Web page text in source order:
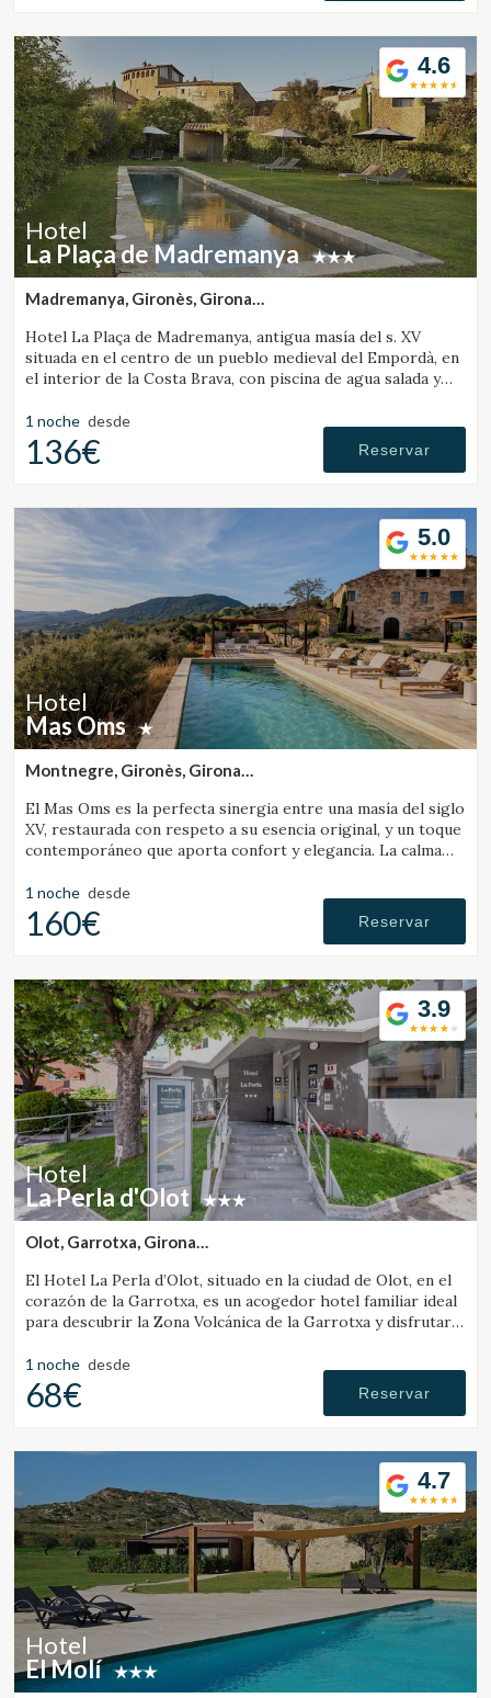
4.6
Hotel
La Plaça de Madremanya
Madremanya, Gironès, Girona
Hotel La Plaça de Madremanya, antigua masía del s. XV
situada en el centro de un pueblo medieval del Empordà, en
el interior de la Costa Brava, con piscina de agua salada y
1 noche desde
136€ Reservar
5.0
Hotel
Mas Oms
Montnegre, Gironès, Girona
El Mas Oms es la perfecta sinergia entre una masía del siglo
XV, restaurada con respeto a su esencia original, y un toque
contemporáneo que aporta confort y elegancia. La calma
de las Gavarres ofrecen un descanso total en conexión con
la naturaleza. El hotel cuenta con 6 habitaciones
cuidadosamente decoradas, una piscina climatizada,
restaurante, pista de petanca, zona chill-out, servicios de
masaje y yoga, alquiler de bicicletas y todo lo necesario para
los ciclistas.
1 noche desde
160€ Reservar
3.9
Hotel
La Perla d'Olot
Olot, Garrotxa, Girona
El Hotel La Perla d’Olot, situado en la ciudad de Olot, en el
corazón de la Garrotxa, es un acogedor hotel familiar ideal
para descubrir la Zona Volcánica de la Garrotxa y disfrutar
1 noche desde
68€ Reservar
4.7
Hotel
El Molí